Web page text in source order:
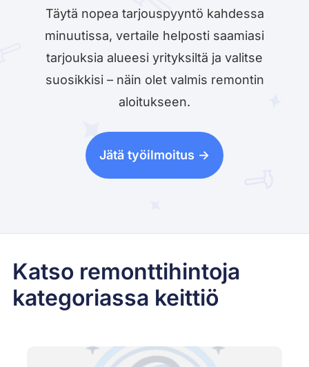
Täytä nopea tarjouspyyntö kahdessa
minuutissa, vertaile helposti saamiasi
tarjouksia alueesi yrityksiltä ja valitse
suosikkisi – näin olet valmis remontin
aloitukseen.
Jätä työilmoitus ->
Katso remonttihintoja
kategoriassa keittiö